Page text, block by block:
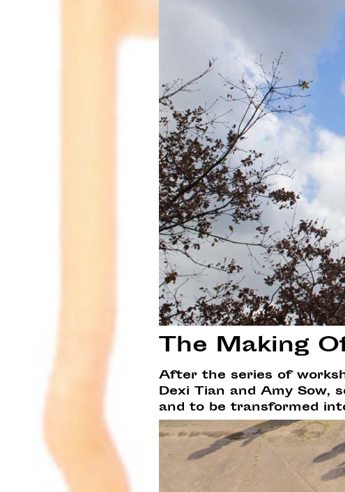
The Making
After the series of
Dexi Tian and Amy Sow,
and to be transformed